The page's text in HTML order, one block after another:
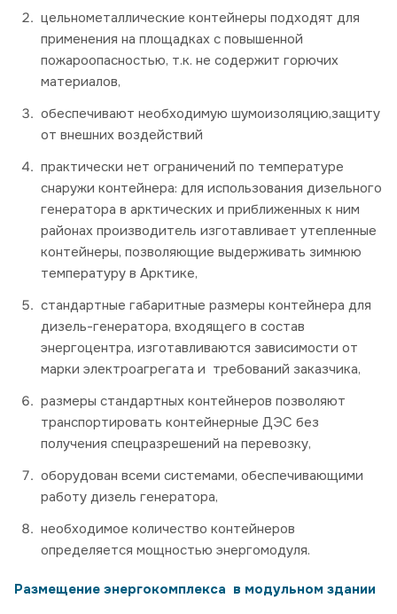
цельнометаллические контейнеры подходят для
применения на площадках с повышенной
пожароопасностью, т.к. не содержит горючих
материалов,
обеспечивают необходимую шумоизоляцию,защиту
от внешних воздействий
практически нет ограничений по температуре
снаружи контейнера: для использования дизельного
генератора в арктических и приближенных к ним
районах производитель изготавливает утепленные
контейнеры, позволяющие выдерживать зимнюю
температуру в Арктике,
стандартные габаритные размеры контейнера для
дизель-генератора, входящего в состав
энергоцентра, изготавливаются зависимости от
марки электроагрегата и требований заказчика,
размеры стандартных контейнеров позволяют
транспортировать контейнерные ДЭС без
получения спецразрешений на перевозку,
оборудован всеми системами, обеспечивающими
работу дизель генератора,
необходимое количество контейнеров
определяется мощностью энергомодуля.
Размещение энергокомплекса в модульном здании